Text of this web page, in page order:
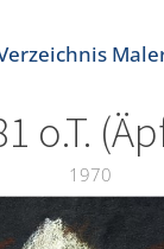
o.T.
1970